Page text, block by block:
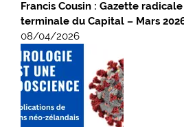
Francis Cousin : Gazette
terminale du Capital – Mars
08/04/2026